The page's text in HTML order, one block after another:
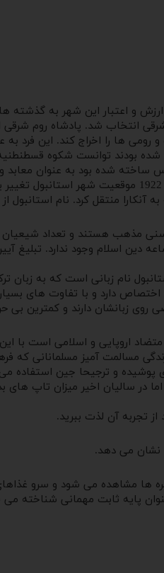
و اعتبار این شهر به گذشته
عنوان پایتخت روم شرقی انتخاب شد.
را فتح کرده و رومی ها را اخراج
بودند توانست شکوه قسطنطنیه
شده بود به عنوان معابد
عنوان مسجد ایاصوفیه شناخته می شود. پس از
بر این شهر نهاده شد و دیگر از نام قسطنطنیه استفاده
مذهب هستند و تعداد
اسلام وجود ندارد. تبلیغ
نام زبانی است که به زبان
اختصاص دارد و با تفاوت های
زبانشان دارند و کمترین بی
اروپایی و اسلامی است با
آمیز مسلمانانی که
پوشیده و ترجیحا جین
در سالیان اخیر میزان تاپ
تجربه آن لذت ببرید.
نشان می دهد.
ها مشاهده می شود و سرو
ثابت مهمانی شناخته می